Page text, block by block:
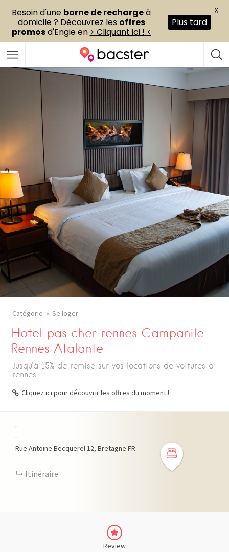
Catégorie Se loger
Hotel pas cher rennes Campanile
Rennes Atalante
Jusqu'à 15% de remise sur vos locations de voitures à
rennes
Cliquez ici pour découvrir les offres du moment !
Rue Antoine Becquerel12 Bretagne FR
Itinéraire
Review
Besoin d'une borne de rechargeà
domicile ? Découvrez les offres
promosd'Engie en > Cliquant ici ! <
Plus tard
X